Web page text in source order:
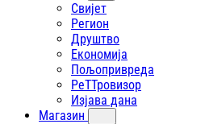
Свијет
Регион
Друштво
Економија
Пољопривреда
РеТТровизор
Изјава дана
Магазин